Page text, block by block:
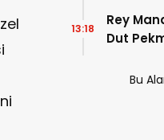
Rey
Dut
13:18
Bu